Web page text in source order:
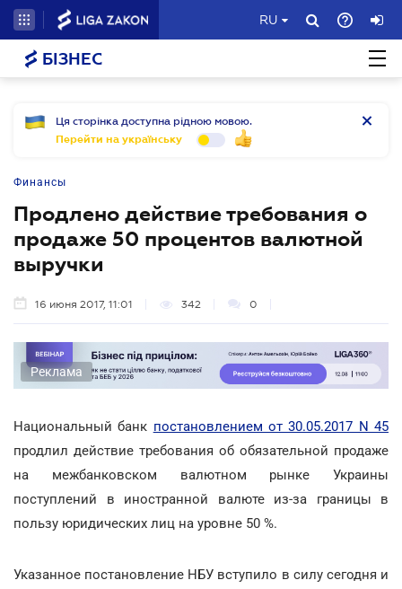
RU
БІЗНЕС
Ця сторінка доступна рідною мовою.
Перейти на українську
Финансы
Продлено действие требования о
продаже 50 процентов валютной
выручки
16 июня 2017, 11:01 342 0
Реклама
Национальный банк постановлением от 30.05.2017 N 45
продлил действие требования об обязательной продаже
на межбанковском валютном рынке Украины
поступлений в иностранной валюте из-за границы в
пользу юридических лиц на уровне 50 %.
Указанное постановление НБУ вступило в силу сегодня и